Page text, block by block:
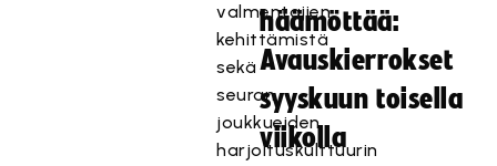
valmentajien
kehittämistä
sekä
seuran
joukkueiden
harjoituskulttuurin
häämöttää:
Avauskierrokset
syyskuun toisella
viikolla